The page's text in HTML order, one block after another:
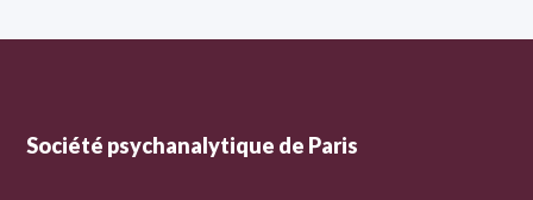
Société psychanalytique de Paris